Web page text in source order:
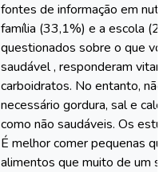
fontes de informação em
família (33,1%) e a escola
questionados sobre o que
saudável , responderam
carboidratos. No entanto,
necessário gordura, sal e
como não saudáveis. Os
É melhor comer pequenas
alimentos que muito de um